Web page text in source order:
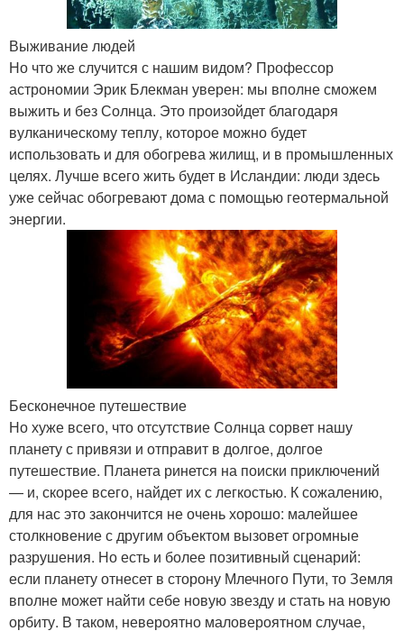
Выживание людей
Но что же случится с нашим видом? Профессор
астрономии Эрик Блекман уверен: мы вполне сможем
выжить и без Солнца. Это произойдет благодаря
вулканическому теплу, которое можно будет
использовать и для обогрева жилищ, и в промышленных
целях. Лучше всего жить будет в Исландии: люди здесь
уже сейчас обогревают дома с помощью геотермальной
энергии.
Бесконечное путешествие
Но хуже всего, что отсутствие Солнца сорвет нашу
планету с привязи и отправит в долгое, долгое
путешествие. Планета ринется на поиски приключений
— и, скорее всего, найдет их с легкостью. К сожалению,
для нас это закончится не очень хорошо: малейшее
столкновение с другим объектом вызовет огромные
разрушения. Но есть и более позитивный сценарий:
если планету отнесет в сторону Млечного Пути, то Земля
вполне может найти себе новую звезду и стать на новую
орбиту. В таком, невероятно маловероятном случае,